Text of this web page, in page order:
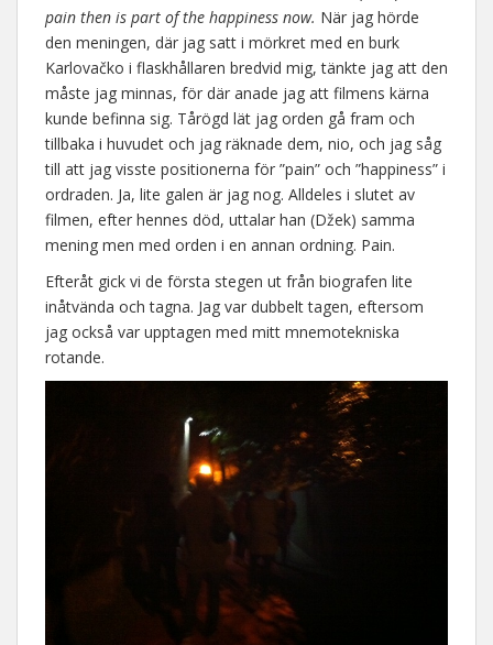
pain then is part of the happiness now. När jag hörde
den meningen, där jag satt i mörkret med en burk
Karlovačko i flaskhållaren bredvid mig, tänkte jag att den
måste jag minnas, för där anade jag att filmens kärna
kunde befinna sig. Tårögd lät jag orden gå fram och
tillbaka i huvudet och jag räknade dem, nio, och jag såg
till att jag visste positionerna för ”pain” och ”happiness” i
ordraden. Ja, lite galen är jag nog. Alldeles i slutet av
filmen, efter hennes död, uttalar han (Džek) samma
mening men med orden i en annan ordning. Pain.
Efteråt gick vi de första stegen ut från biografen lite
inåtvända och tagna. Jag var dubbelt tagen, eftersom
jag också var upptagen med mitt mnemotekniska
rotande.